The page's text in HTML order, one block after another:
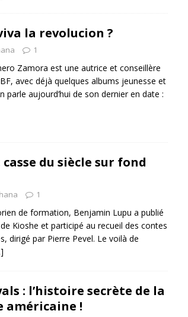
la revolucion ?
1
Zamora est une autrice et conseillère
avec déjà quelques albums jeunesse et
parle aujourd’hui de son dernier en date :
casse du siècle sur fond
1
de formation, Benjamin Lupu a publié
Kioshe et participé au recueil des contes
dirigé par Pierre Pevel. Le voilà de
: l’histoire secrète de la
américaine !